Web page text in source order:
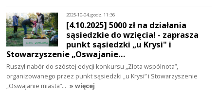
2025-10-04, godz. 11:36
[4.10.2025] 5000 zł na działania
sąsiedzkie do wzięcia! - zaprasza
punkt sąsiedzki „u Krysi" i
Stowarzyszenie „Oswajanie…
Ruszył nabór do szóstej edycji konkursu „Złota wspólnota”,
organizowanego przez punkt sąsiedzki „u Krysi” i Stowarzyszenie
„Oswajanie miasta”… » więcej